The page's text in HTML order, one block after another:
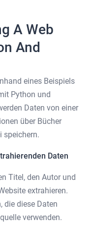
A Web
And
eines Beispiels
Python und
Daten von einer
über Bücher
speichern.
Daten
Titel, den Autor und
extrahieren.
die diese Daten
verwenden.